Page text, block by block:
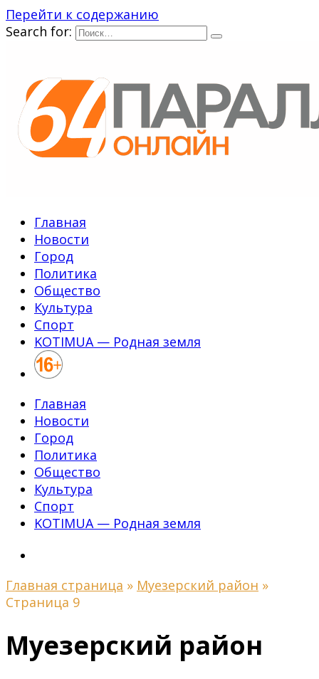
Перейти к содержанию
Search for:
Главная
Новости
Город
Политика
Общество
Культура
Спорт
KOTIMUA — Родная земля
Главная
Новости
Город
Политика
Общество
Культура
Спорт
KOTIMUA — Родная земля
Главная страница » Муезерский район »
Страница 9
Муезерский район